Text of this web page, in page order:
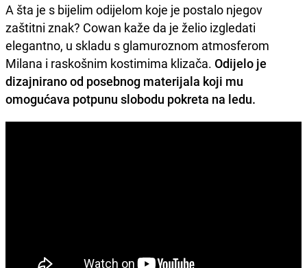
A šta je s bijelim odijelom koje je postalo njegov
zaštitni znak? Cowan kaže da je želio izgledati
elegantno, u skladu s glamuroznom atmosferom
Milana i raskošnim kostimima klizača. Odijelo je
dizajnirano od posebnog materijala koji mu
omogućava potpunu slobodu pokreta na ledu.